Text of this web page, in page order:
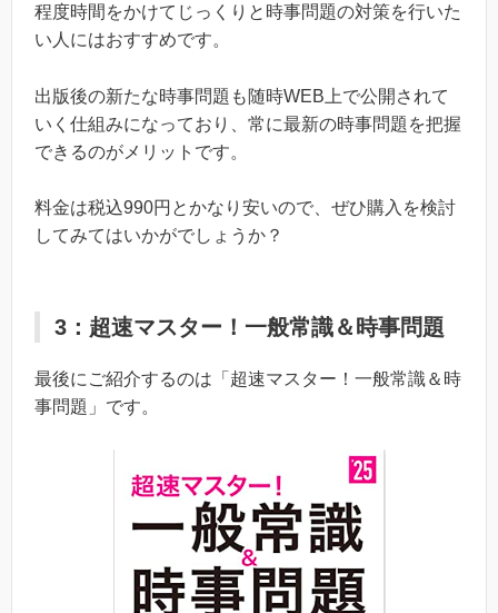
程度時間をかけてじっくりと時事問題の対策を行いた
い人にはおすすめです。
出版後の新たな時事問題も随時WEB上で公開されて
いく仕組みになっており、常に最新の時事問題を把握
できるのがメリットです。
料金は税込990円とかなり安いので、ぜひ購入を検討
してみてはいかがでしょうか？
3：超速マスター！一般常識＆時事問題
最後にご紹介するのは「超速マスター！一般常識＆時
事問題」です。